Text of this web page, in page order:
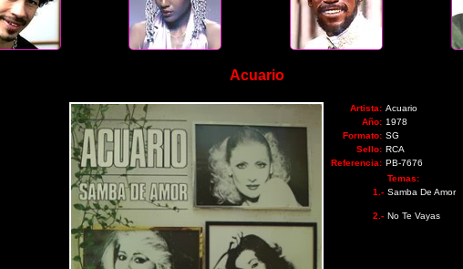
Acuario
Artista: Acuario
Año: 1978
Formato: SG
Sello: RCA
Referencia: PB-7676
Temas:
1.- Samba De Amor
2.- No Te Vayas